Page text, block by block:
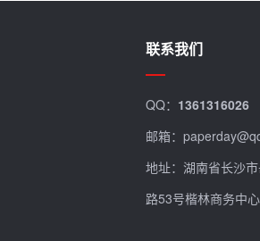
联系我们
QQ： 1361316026
邮箱：
地址：湖南省长沙
路53号楷林商务中